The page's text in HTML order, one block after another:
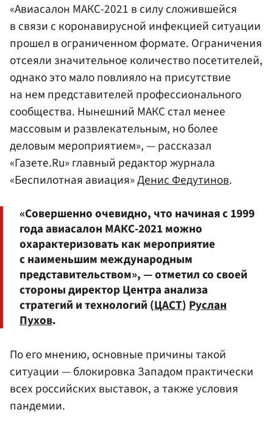
«Авиасалон МАКС-2021 в силу сложившейся
в связи с коронавирусной инфекцией ситуации
прошел в ограниченном формате. Ограничения
отсеяли значительное количество посетителей,
однако это мало повлияло на присутствие
на нем представителей профессионального
сообщества. Нынешний МАКС стал менее
массовым и развлекательным, но более
деловым мероприятием», — рассказал
«Газете.Ru» главный редактор журнала
«Беспилотная авиация»Денис Федутинов.
«Совершенно очевидно, что начиная с 1999
года авиасалон МАКС-2021 можно
охарактеризовать как мероприятие
с наименьшим международным
представительством», — отметил со своей
стороны директор Центра анализа
стратегий и технологий (ЦАСТ)Руслан
Пухов.
По его мнению, основные причины такой
ситуации — блокировка Западом практически
всех российских выставок, а также условия
пандемии.